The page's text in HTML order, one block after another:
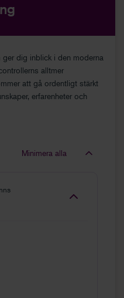
dig inblick i den moderna
alltmer
att gå ordentligt stärkt
erfarenheter och
Minimera alla